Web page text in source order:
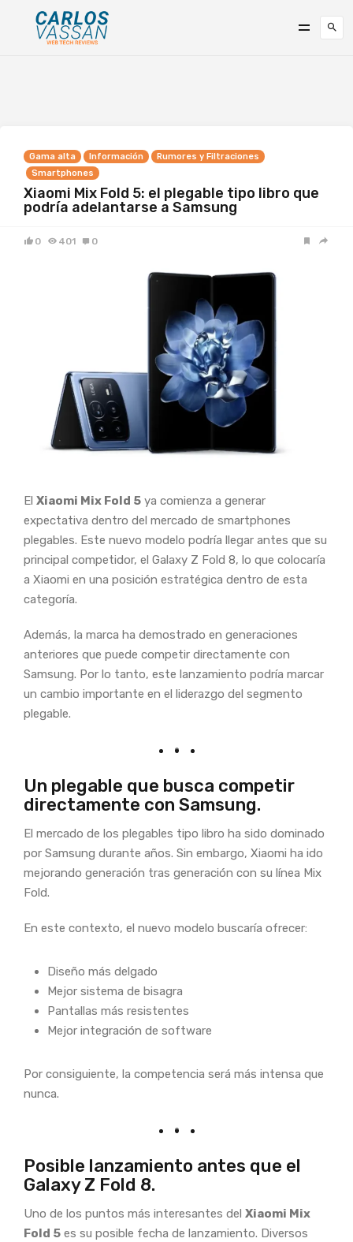
Gama alta Información
Rumores y Filtraciones
Smartphones
Xiaomi Mix Fold 5: el plegable tipo libro que
podría adelantarse a Samsung
0 401 0
El Xiaomi Mix Fold 5 ya comienza a generar
expectativa dentro del mercado de smartphones
plegables. Este nuevo modelo podría llegar antes que su
principal competidor, el Galaxy Z Fold 8, lo que colocaría
a Xiaomi en una posición estratégica dentro de esta
categoría.
Además, la marca ha demostrado en generaciones
anteriores que puede competir directamente con
Samsung. Por lo tanto, este lanzamiento podría marcar
un cambio importante en el liderazgo del segmento
plegable.
Un plegable que busca competir
directamente con Samsung.
El mercado de los plegables tipo libro ha sido dominado
por Samsung durante años. Sin embargo, Xiaomi ha ido
mejorando generación tras generación con su línea Mix
Fold.
En este contexto, el nuevo modelo buscaría ofrecer:
Diseño más delgado
Mejor sistema de bisagra
Pantallas más resistentes
Mejor integración de software
Por consiguiente, la competencia será más intensa que
nunca.
Posible lanzamiento antes que el
Galaxy Z Fold 8.
Uno de los puntos más interesantes del Xiaomi Mix
Fold 5 es su posible fecha de lanzamiento. Diversos